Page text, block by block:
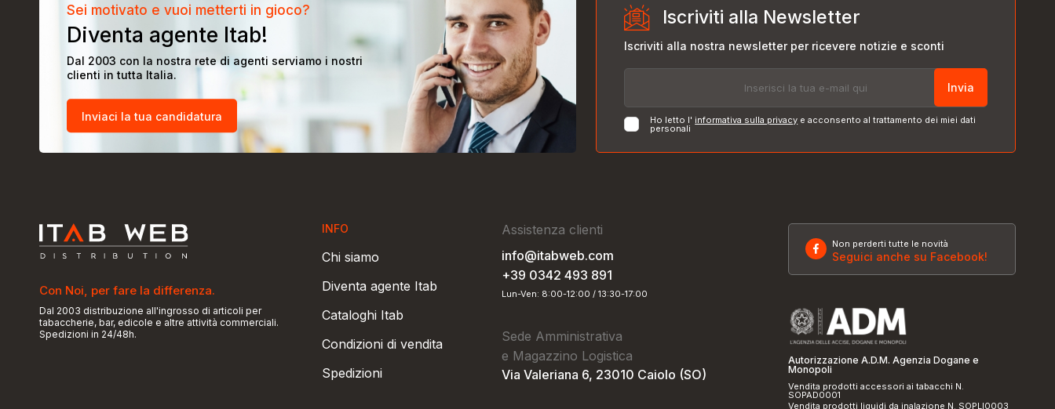
Sei motivato e vuoi metterti in gioco?
Diventa agente Itab!
Dal 2003 con la nostra rete di agenti serviamo i nostri
clienti in tutta Italia.
Inviaci la tua candidatura
Iscriviti alla Newsletter
Iscriviti alla nostra newsletter per ricevere notizie e sconti
Invia
Ho letto l'informativa sulla privacy e acconsento al trattamento dei miei dati
personali
Con Noi, per fare la differenza.
Dal 2003 distribuzione all'ingrosso di articoli per
tabaccherie, bar, edicole e altre attività commerciali.
Spedizioni in 24/48h.
INFO
Chi siamo
Diventa agente Itab
Cataloghi Itab
Condizioni di vendita
Spedizioni
Assistenza clienti
info@itabweb.com
+39 0342 493 891
Lun-Ven: 8:00-12:00 / 13:30-17:00
Sede Amministrativa
e Magazzino Logistica
Via Valeriana 6, 23010 Caiolo (SO)
Non perderti tutte le novità
Seguici anche su Facebook!
Autorizzazione A.D.M. Agenzia Dogane e
Monopoli
Vendita prodotti accessori ai tabacchi N.
SOPAD0001
Vendita prodotti liquidi da inalazione N. SOPLI0003